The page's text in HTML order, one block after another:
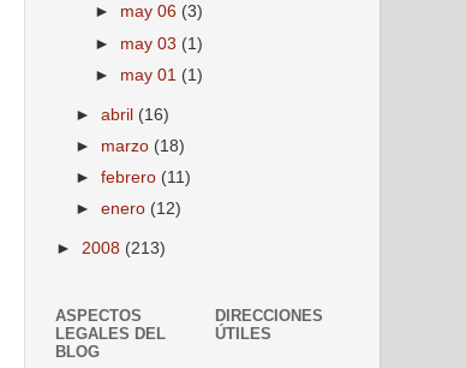
► may 06 (3)
► may 03 (1)
► may 01 (1)
►abril (16)
► marzo (18)
►febrero (11)
►enero (12)
► 2008 (213)
ASPECTOS
LEGALES DEL
BLOG
DIRECCIONES
ÚTILES